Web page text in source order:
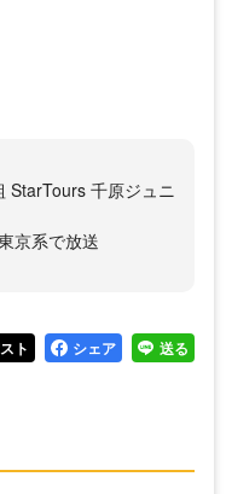
StarTours 千原ジュニ
京系で放送
ト シェア 送る